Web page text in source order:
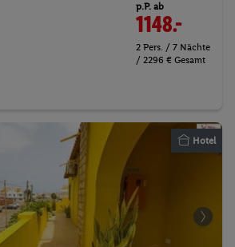
p.P. ab
1148.-
2 Pers. / 7 Nächte
/ 2296 € Gesamt
Hotel